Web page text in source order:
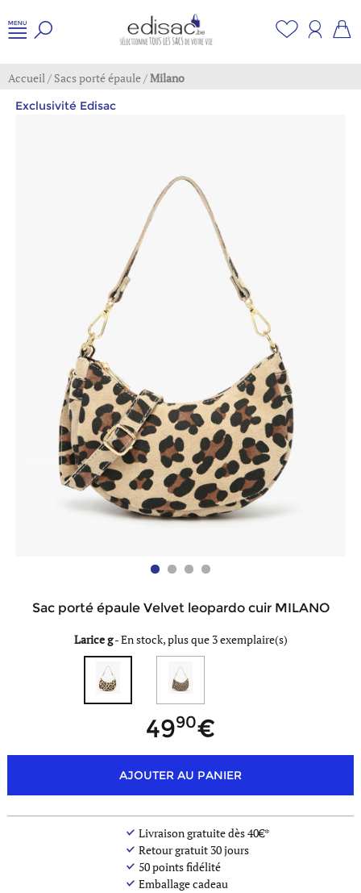
Accueil/ Sacs porté épaule/Milano
Exclusivité Edisac
Sac porté épaule Velvet leopardo cuir MILANO
Larice g-En stock, plus que 3 exemplaire(s)
4990
AJOUTER AU PANIER
Livraison gratuite dès 40€*
Retour gratuit 30 jours
50points fidélité
Emballage cadeau